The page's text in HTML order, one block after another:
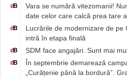
d B
Vara se numără vitezomanii!
date celor care calcă prea tare
d B
Lucrările de modernizare de pe
intră în etapa finală
d B SDM face angajări. Sunt mai
d B
În septembrie demarează
„Curățenie până la bordură”.